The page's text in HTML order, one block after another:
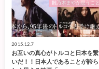
雛乃木まやが思うこと
2015.12.7
お互いの真心がトルコと日本を繋
いだ！！日本人であることが誇ら